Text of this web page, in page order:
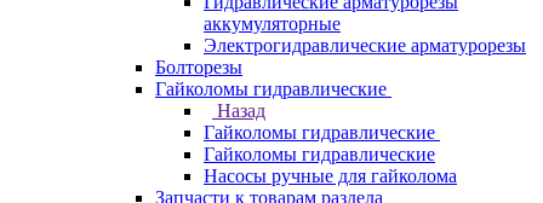
аккумуляторные
Электрогидравлические арматурорезы
Болторезы
Гайколомы гидравлические
Назад
Гайколомы гидравлические
Гайколомы гидравлические
Насосы ручные для гайколома
Запчасти к товарам раздела